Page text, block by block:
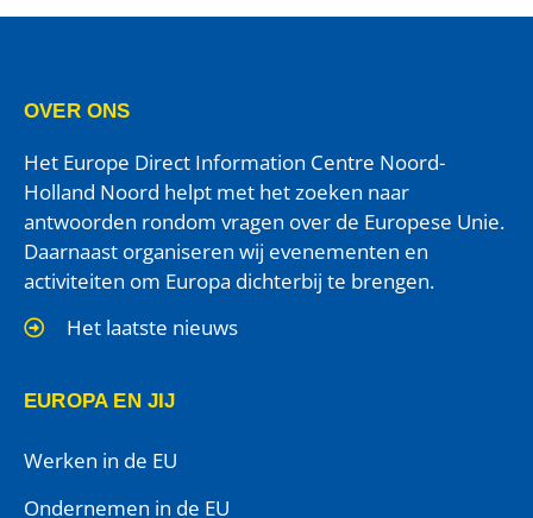
OVER ONS
Het Europe Direct Information Centre Noord-
Holland Noord helpt met het zoeken naar
antwoorden rondom vragen over de Europese Unie.
Daarnaast organiseren wij evenementen en
activiteiten om Europa dichterbij te brengen.
Het laatste nieuws
EUROPA EN JIJ
Werken in de EU
Ondernemen in de EU